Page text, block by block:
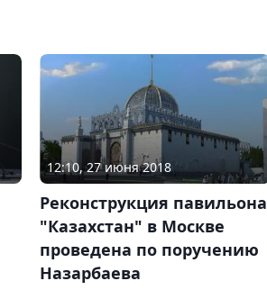
12:10, 27 июня 2018
Реконструкция павильона
"Казахстан" в Москве
проведена по поручению
Назарбаева